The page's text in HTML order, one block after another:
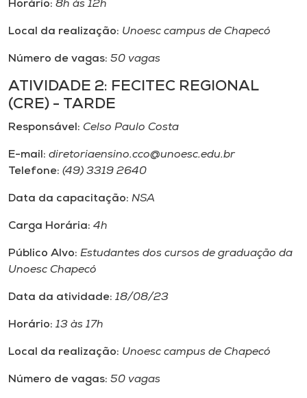
Horário: 8h às 12h
Local da realização: Unoesc campus de Chapecó
Número de vagas: 50 vagas
ATIVIDADE 2: FECITEC REGIONAL
(CRE) - TARDE
Responsável: Celso Paulo Costa
E-mail: diretoriaensino.cco@unoesc.edu.br
Telefone: (49) 3319 2640
Data da capacitação: NSA
Carga Horária: 4h
Público Alvo: Estudantes dos cursos de graduação da
Unoesc Chapecó
Data da atividade: 18/08/23
Horário: 13 às 17h
Local da realização: Unoesc campus de Chapecó
Número de vagas: 50 vagas